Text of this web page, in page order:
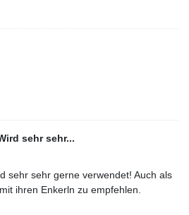
sehr sehr...
sehr sehr gerne verwendet! Auch als
ihren Enkerln zu empfehlen.